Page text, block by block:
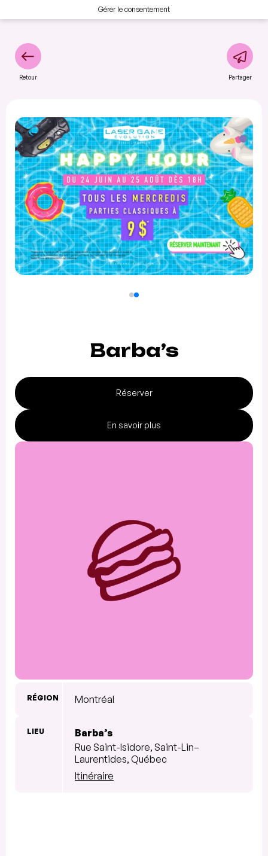
Gérer le consentement
Retour Partager
Barba’s
Réserver
En savoir plus
RÉGION Montréal
LIEU
Barba’s
Rue Saint-Isidore, Saint-Lin–
Laurentides, Québec
Itinéraire